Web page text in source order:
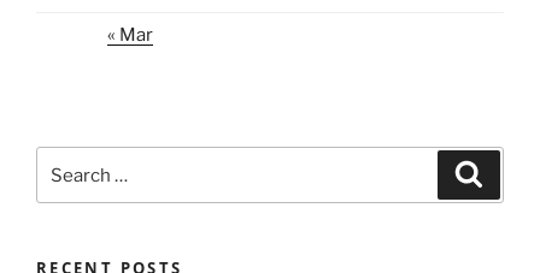
« Mar
for:
RECENT POSTS